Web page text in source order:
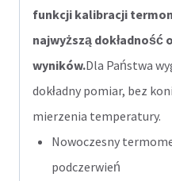
funkcji kalibracji
najwyższą dokładność
wyników.Dla Państwa
dokładny pomiar, bez
mierzenia temperatury.
Nowoczesny
podczerwień